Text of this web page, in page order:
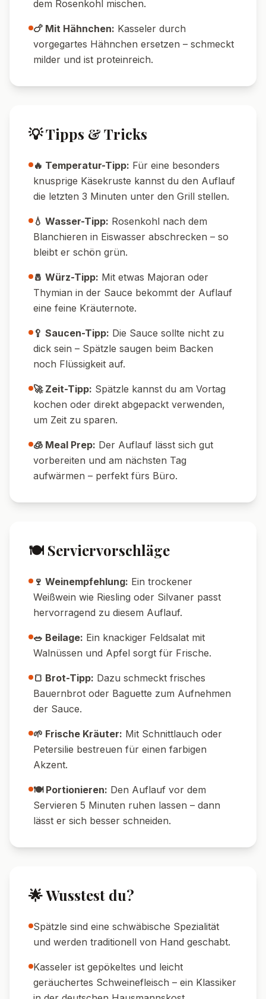
520
Kalorien
24
58g 20g
🔄 Variationen
🥗 Vegetarische Variante:Kasseler einfach
durch gebratene Champignons oder
Räuchertofu ersetzen.
🧀 Extra würzig:Einen Teil des Goudas
durch Bergkäse oder Emmentaler ersetzen.
🌶️ Schärfere Version:Etwas Chiliflocken
oder würzigen Senf zur Sauce geben.
🥬 Mehr Gemüse:Spinat oder Lauch mit
dem Rosenkohl mischen.
🍗 Mit Hähnchen:Kasseler durch
vorgegartes Hähnchen ersetzen – schmeckt
milder und ist proteinreich.
💡 Tipps & Tricks
knusprige Käsekruste kannst du den Auflauf
die letzten 3 Minuten unter den Grill stellen.
💧 Wasser-Tipp:Rosenkohl nach dem
Blanchieren in Eiswasser abschrecken – so
bleibt er schön grün.
🧂 Würz-Tipp:Mit etwas Majoran oder
Thymian in der Sauce bekommt der Auflauf
eine feine Kräuternote.
🥄 Saucen-Tipp: Die Sauce sollte nicht zu
dick sein – Spätzle saugen beim Backen
noch Flüssigkeit auf.
🚀 Zeit-Tipp:Spätzle kannst du am Vortag
kochen oder direkt abgepackt verwenden,
um Zeit zu sparen.
🧊 Meal Prep:Der Auflauf lässt sich gut
vorbereiten und am nächsten Tag
🍷 Weinempfehlung:Ein trockener
Weißwein wie Riesling oder Silvaner passt
hervorragend zu diesem Auflauf.